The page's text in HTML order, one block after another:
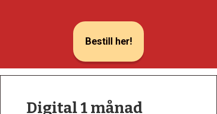
Bestill her!
Digital 1 månad